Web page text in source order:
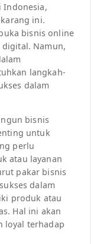
Indonesia,
ini.
bisnis online
Namun,
langkah-
dalam
bisnis
untuk
perlu
atau layanan
pakar bisnis
dalam
produk atau
Hal ini akan
loyal terhadap